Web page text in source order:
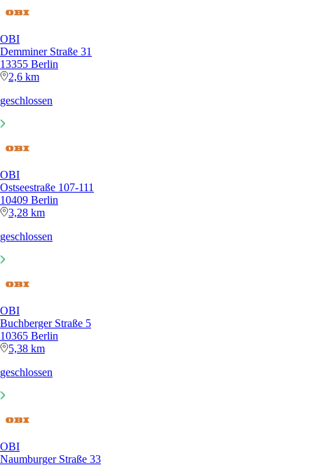
OBI
Demminer Straße 31
13355 Berlin
2,6 km
geschlossen
OBI
Ostseestraße 107-111
10409 Berlin
3,28 km
geschlossen
OBI
Buchberger Straße 5
10365 Berlin
5,38 km
geschlossen
OBI
Naumburger Straße 33